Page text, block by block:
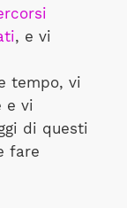
, e vi
tempo, vi
e vi
di questi
fare